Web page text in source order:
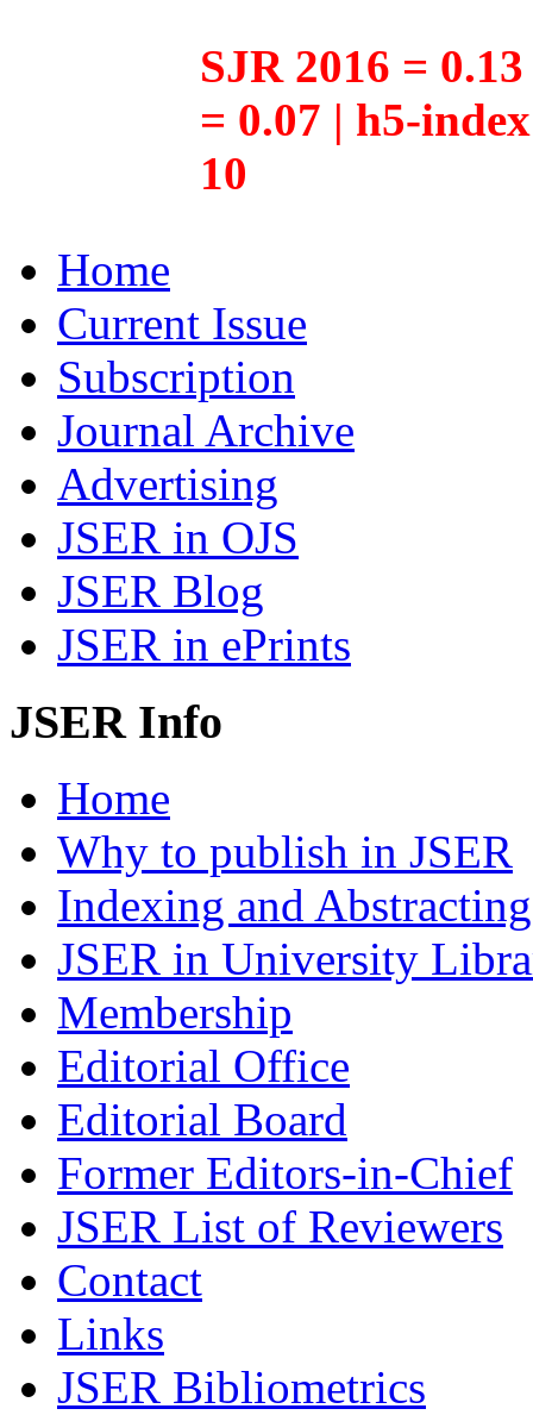
SJR 2016 =
= 0.07 | h5-
10
Home
Current Issue
Subscription
Journal Archive
Advertising
JSER in OJS
JSER Blog
JSER in ePrints
JSER Info
Home
Why to publish in JSER
Indexing and Abstracting
JSER in University
Membership
Editorial Office
Editorial Board
Former Editors-in-Chief
JSER List of Reviewers
Contact
Links
JSER Bibliometrics